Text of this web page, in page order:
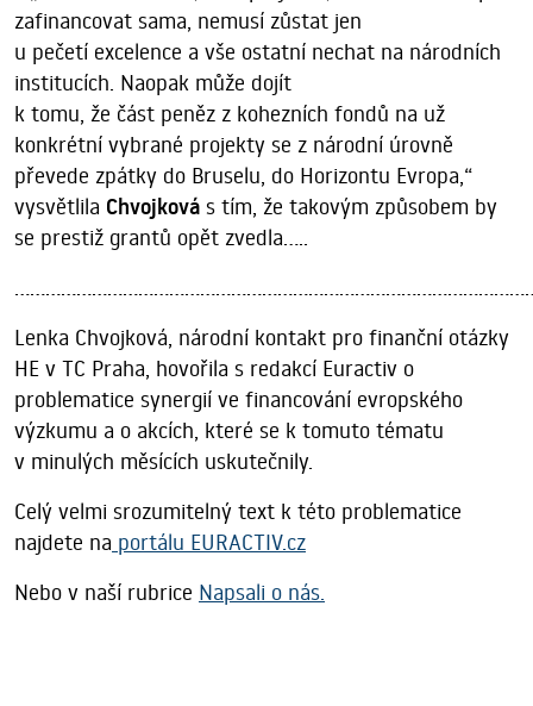
zafinancovat sama, nemusí zůstat jen
u pečetí excelence a vše ostatní nechat na národních
institucích. Naopak může dojít
k tomu, že část peněz z kohezních fondů na už
konkrétní vybrané projekty se z národní úrovně
převede zpátky do Bruselu, do Horizontu Evropa,“
vysvětlila Chvojková s tím, že takovým způsobem by
se prestiž grantů opět zvedla.....
Lenka Chvojková, národní kontakt pro finanční otázky
HE v TC Praha, hovořila s redakcí Euractiv o
problematice synergií ve financování evropského
výzkumu a o akcích, které se k tomuto tématu
v minulých měsících uskutečnily.
Celý velmi srozumitelný text k této problematice
najdete na portálu EURACTIV.cz
Nebo v naší rubrice Napsali o nás.